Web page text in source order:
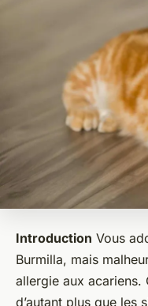
Introduction Vous
Burmilla, mais
allergie aux acariens.
d’autant plus que les